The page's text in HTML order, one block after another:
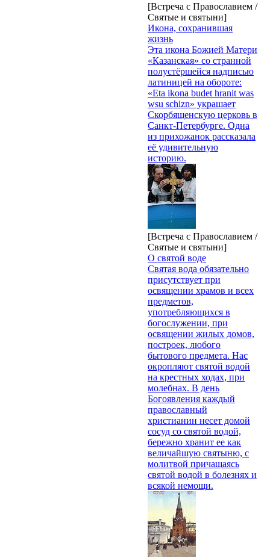
[Встреча с Православием /
Святые и святыни]
Икона, сохранившая
жизнь
Эта икона Божией Матери
«Казанская» со странной
полустёршейся надписью
латиницей на обороте:
«Eta ikona budet hranit was
wsu schizn» украшает
Скорбященскую церковь в
Санкт-Петербурге. Одна
из прихожанок рассказала
её удивительную
историю.
[Встреча с Православием /
Святые и святыни]
О святой воде
Святая вода обязательно
присутствует при
освящении храмов и всех
предметов,
употребляющихся в
богослужении, при
освящении жилых домов,
построек, любого
бытового предмета. Нас
окропляют святой водой
на крестных ходах, при
молебнах. В день
Богоявления каждый
православный
христианин несет домой
сосуд со святой водой,
бережно хранит ее как
величайшую святыню, с
молитвой причащаясь
святой водой в болезнях и
всякой немощи.